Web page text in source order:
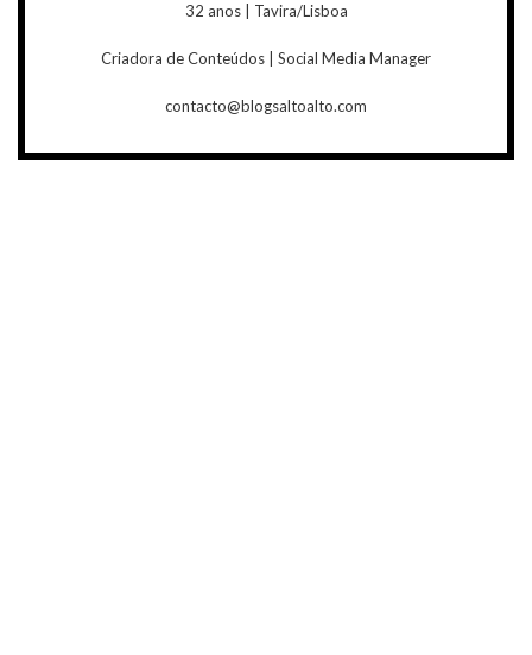
32 anos | Tavira/Lisboa
Criadora de Conteúdos | Social Media Manager
contacto@blogsaltoalto.com